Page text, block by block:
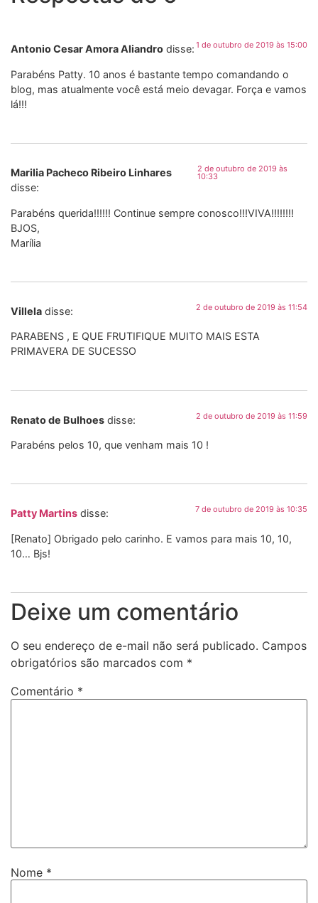
Antonio Cesar Amora Aliandro disse: 1 de outubro de 2019 às 15:00
Parabéns Patty. 10 anos é bastante tempo comandando o
blog, mas atualmente você está meio devagar. Força e vamos
lá!!!
Marilia Pacheco Ribeiro Linhares
disse:
2 de outubro de 2019 às
10:33
Parabéns querida!!!!!! Continue sempre conosco!!!VIVA!!!!!!!!
BJOS,
Marília
Villela disse: 2 de outubro de 2019 às 11:54
PARABENS , E QUE FRUTIFIQUE MUITO MAIS ESTA
PRIMAVERA DE SUCESSO
Renato de Bulhoes disse: 2 de outubro de 2019 às 11:59
Parabéns pelos 10, que venham mais 10 !
Patty Martins disse: 7 de outubro de 2019 às 10:35
[Renato] Obrigado pelo carinho. E vamos para mais 10, 10,
10… Bjs!
Deixe um comentário
O seu endereço de e-mail não será publicado. Campos
obrigatórios são marcados com *
Comentário *
Nome *